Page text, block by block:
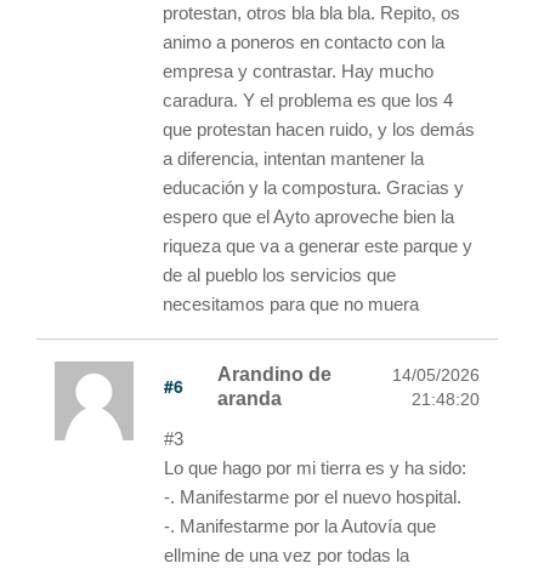
protestan, otros bla bla bla. Repito, os
animo a poneros en contacto con la
empresa y contrastar. Hay mucho
caradura. Y el problema es que los 4
que protestan hacen ruido, y los demás
a diferencia, intentan mantener la
educación y la compostura. Gracias y
espero que el Ayto aproveche bien la
riqueza que va a generar este parque y
de al pueblo los servicios que
necesitamos para que no muera
#6
Arandino de
aranda
14/05/2026
21:48:20
#3
Lo que hago por mi tierra es y ha sido:
-. Manifestarme por el nuevo hospital.
-. Manifestarme por la Autovía que
ellmine de una vez por todas la